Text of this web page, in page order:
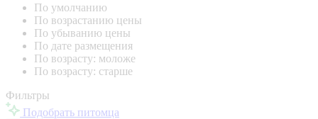
По умолчанию
По возрастанию цены
По убыванию цены
По дате размещения
По возрасту: моложе
По возрасту: старше
Фильтры
Подобрать питомца